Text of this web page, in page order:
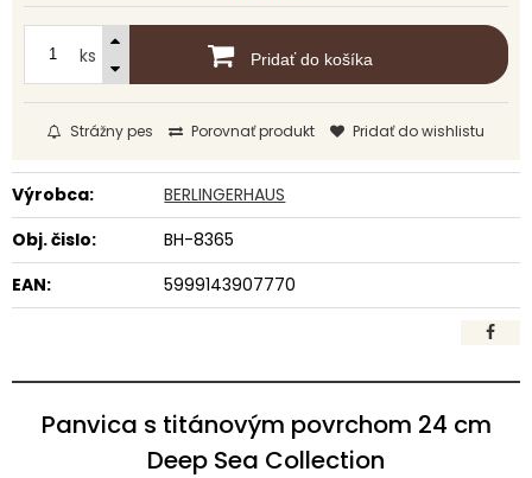
ks Pridať do košíka
Strážny pes Porovnať produkt Pridať do wishlistu
Výrobca:
BERLINGERHAUS
Obj. čislo:
BH-8365
EAN:
5999143907770
Panvica s titánovým povrchom 24 cm
Deep Sea Collection